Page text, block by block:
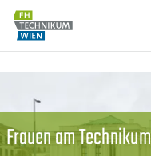
Frauen am Technikum